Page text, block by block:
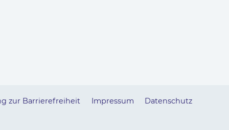
zur Barrierefreiheit Impressum Datenschutz